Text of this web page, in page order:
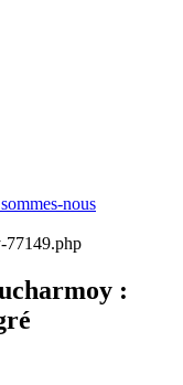
nous
77149.php
: